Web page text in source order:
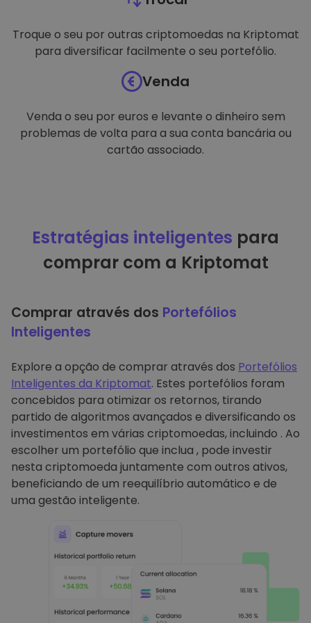
Troque o seu por outras criptomoedas na Kriptomat
para diversificar facilmente o seu portefólio.
Venda
Venda o seu por euros e levante o dinheiro sem
problemas de volta para a sua conta bancária ou
cartão associado.
Estratégias inteligentes para
comprar com a Kriptomat
Comprar através dos Portefólios
Inteligentes
Explore a opção de comprar através dos Portefólios
Inteligentes da Kriptomat. Estes portefólios foram
concebidos para otimizar os retornos, tirando
partido de algoritmos avançados e diversificando os
investimentos em várias criptomoedas, incluindo . Ao
escolher um portefólio que inclua , pode investir
nesta criptomoeda juntamente com outros ativos,
beneficiando de um reequilíbrio automático e de
uma gestão inteligente.